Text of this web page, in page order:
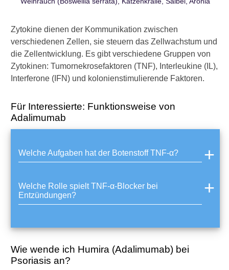
Zytokine dienen der Kommunikation zwischen
verschiedenen Zellen, sie steuern das Zellwachstum und
die Zellentwicklung. Es gibt verschiedene Gruppen von
Zytokinen: Tumornekrosefaktoren (TNF), Interleukine (IL),
Interferone (IFN) und kolonienstimulierende Faktoren.
Für Interessierte: Funktionsweise von
Adalimumab
Welche Aufgaben hat der Botenstoff TNF-α?
Welche Rolle spielt TNF-α-Blocker bei
Entzündungen?
Wie wende ich Humira (Adalimumab) bei
Psoriasis an?
e
n
?
K
ö
e
n
S
h
m
r
z
m
t
l
z